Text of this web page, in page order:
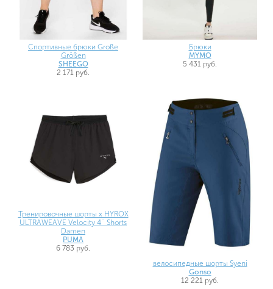
Спортивные брюки Große
Größen
SHEEGO
2 171 руб.
Брюки
MYMO
5 431 руб.
Тренировочные шорты x HYROX
ULTRAWEAVE Velocity 4` Shorts
Damen
PUMA
6 783 руб.
велосипедные шорты Syeni
Gonso
12 221 руб.